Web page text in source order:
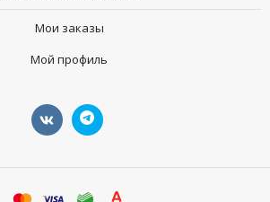
Мои заказы
Мой профиль